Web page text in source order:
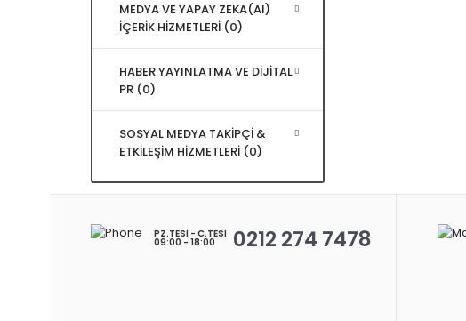
MEDYA VE YAPAY ZEKA(AI)
İÇERİK HİZMETLERİ (0)
HABER YAYINLATMA VE DİJİTAL
PR (0)
SOSYAL MEDYA TAKİPÇİ &
ETKİLEŞİM HİZMETLERİ (0)
PZ.TESI - C.TESI
09:00 - 18:00 0212 274 7478